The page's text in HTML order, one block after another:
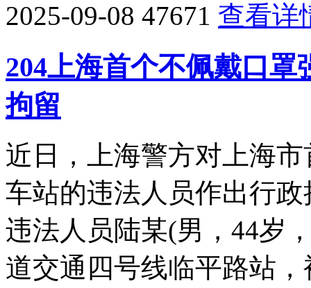
2025-09-08 47671 查看详
204上海首个不佩戴口
拘留
近日，上海警方对上海
车站的违法人员作出行
违法人员陆某(男，44岁
道交通四号线临平路站，